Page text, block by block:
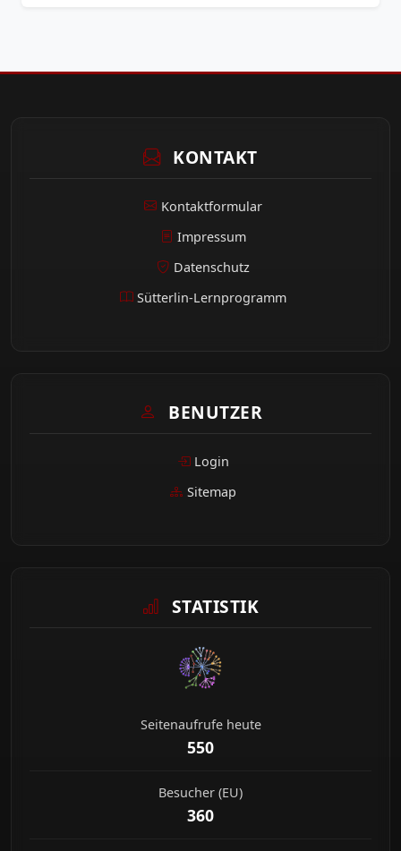
KONTAKT
Kontaktformular
Impressum
Datenschutz
Sütterlin-Lernprogramm
BENUTZER
Login
Sitemap
STATISTIK
Seitenaufrufe heute
550
Besucher (EU)
360